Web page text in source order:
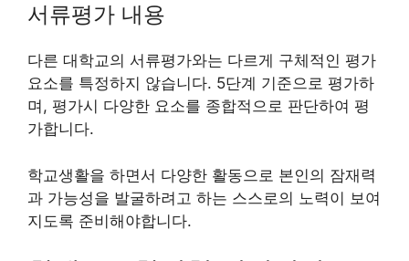
서류평가 내용
다른 대학교의 서류평가와는 다르게 구체적인 평가
요소를 특정하지 않습니다. 5단계 기준으로 평가하
며, 평가시 다양한 요소를 종합적으로 판단하여 평
가합니다.
학교생활을 하면서 다양한 활동으로 본인의 잠재력
과 가능성을 발굴하려고 하는 스스로의 노력이 보여
지도록 준비해야합니다.